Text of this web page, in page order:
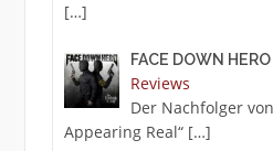
[…]
FACE DOWN
Reviews
Der Nachfolger
Appearing Real“ […]